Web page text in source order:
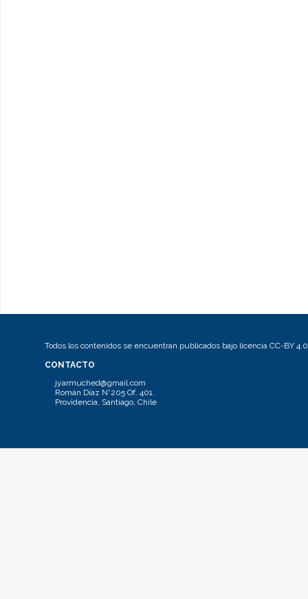
Todos los contenidos se encuentran publicados bajo licencia CC-BY 4.0
CONTACTO
jyarmuched@gmail.com
Román Díaz N°205 Of. 401.
Providencia, Santiago, Chile